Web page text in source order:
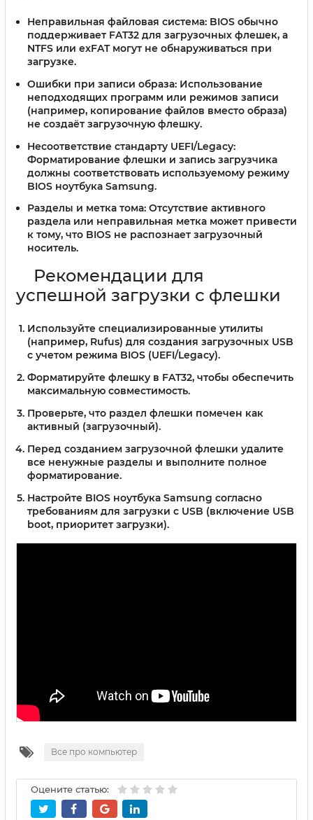
Неправильная файловая система: BIOS обычно
поддерживает FAT32 для загрузочных флешек, а
NTFS или exFAT могут не обнаруживаться при
загрузке.
Ошибки при записи образа: Использование
неподходящих программ или режимов записи
(например, копирование файлов вместо образа)
не создаёт загрузочную флешку.
Несоответствие стандарту UEFI/Legacy:
Форматирование флешки и запись загрузчика
должны соответствовать используемому режиму
BIOS ноутбука Samsung.
Разделы и метка тома: Отсутствие активного
раздела или неправильная метка может привести
к тому, что BIOS не распознает загрузочный
носитель.
Рекомендации для
успешной загрузки с флешки
Используйте специализированные утилиты
(например, Rufus) для создания загрузочных USB
с учетом режима BIOS (UEFI/Legacy).
Форматируйте флешку в FAT32, чтобы обеспечить
максимальную совместимость.
Проверьте, что раздел флешки помечен как
активный (загрузочный).
Перед созданием загрузочной флешки удалите
все ненужные разделы и выполните полное
форматирование.
Настройте BIOS ноутбука Samsung согласно
требованиям для загрузки с USB (включение USB
boot, приоритет загрузки).
Все про компьютер
Оцените статью: